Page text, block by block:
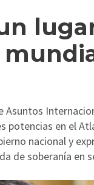
Asuntos
potencias en el
nacional y
de soberanía en